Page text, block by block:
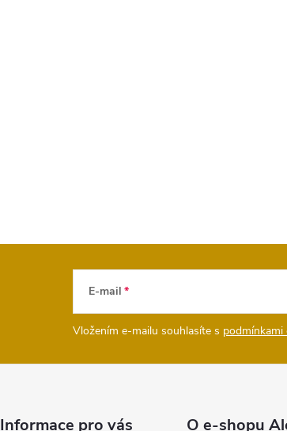
E-mail
Vložením e-mailu souhlasíte s
Informace pro vás O e-shopu